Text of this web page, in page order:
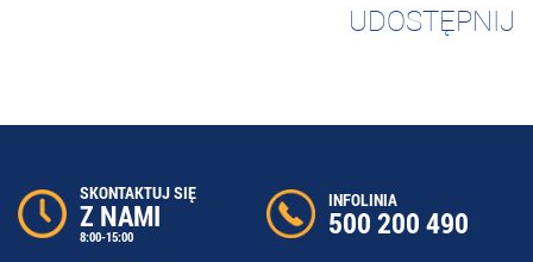
UDOSTĘPNIJ
SKONTAKTUJ SIĘ
Z NAMI
8:00-15:00
INFOLINIA
500 200 490